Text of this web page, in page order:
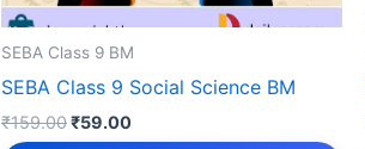
SEBA Class 9 BM
SEBA Class 9 Social Science BM
₹159.00Original
price
₹59.00Current
price